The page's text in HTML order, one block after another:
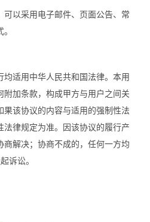
以采用电子邮件、页面公告、常
。
适用中华人民共和国法律。本用
附加条款，构成甲方与用户之间关
果该协议的内容与适用的强制性法
法律规定为准。因该协议的履行产
商解决；协商不成的，任何一方均
诉讼。